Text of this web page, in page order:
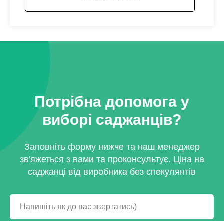
Потрібна допомога у
виборі саджанців?
Заповніть форму нижче та наш менеджер
зв'яжеться з вами та проконсультує. Ціна на
саджанці від виробника без спекулянтів